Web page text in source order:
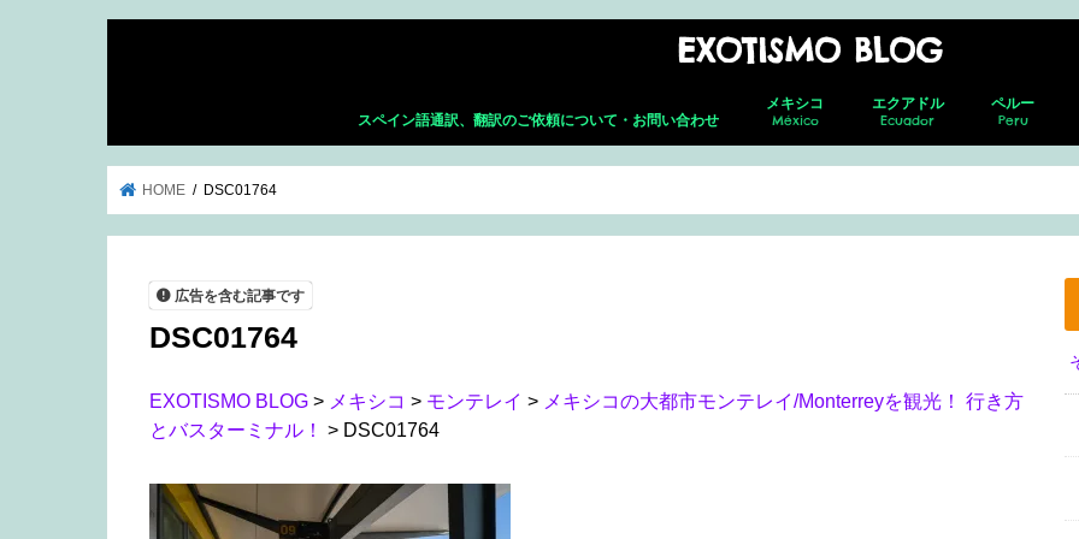
EXOTISMO BLOG
スペイン語通訳、翻訳のご依頼について・お問い合わせ
メキシコ
México
メキシコシティ メ
ネバド・デ ・トルーカ
テオティワカン
トゥーラ
チャウトラ
ホタルの森
サン・アンドレス・チョルラ
アグアスカリエンテス フ
ホ
セ
グアダラハラ グ
プエルト・バジャルタ
グアナファト グ
レオン
メキシコ就労ビザ取得の全貌｜転職し
エクアドル
Ecuador
キト(新市街)
キト(旧市街)
コトパクシ
チンボラソ
オタバロ&周辺
ペルー
Peru
リマ
クスコ
サクサイワマ
ヴィニクンカ
プーノ
アレキパ
HOME DSC01764
広告を含む記事です
DSC01764
EXOTISMO BLOG > メキシコ > モンテレイ > メキシコの大都市モンテレイ/Monterreyを観光！ 行き方
とバスターミナル！
> DSC01764